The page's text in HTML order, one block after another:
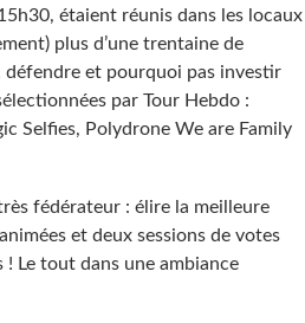
étaient réunis dans les locaux
plus d’une trentaine de
et pourquoi pas investir
par Tour Hebdo :
Selfies, Polydrone We are Family
fédérateur : élire la meilleure
et deux sessions de votes
Le tout dans une ambiance